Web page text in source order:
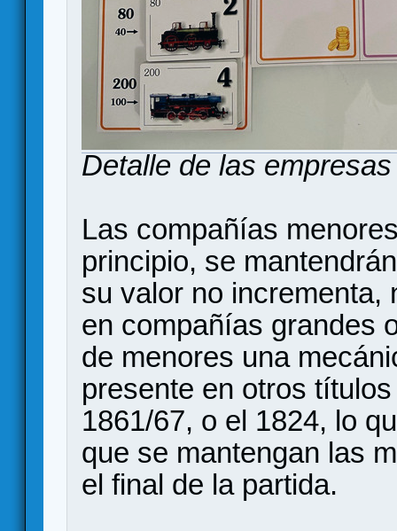
Detalle de las
Las compañías
principio, se
su valor no incrementa,
en compañías grandes
de menores una
presente en otros
1861/67, o el 1824, lo
que se mantengan las
el final de la partida.